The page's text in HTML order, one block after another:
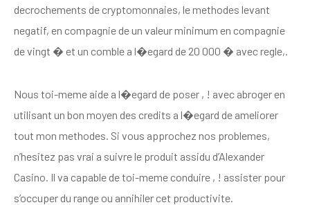
decrochements de cryptomonnaies, le methodes levant
negatif, en compagnie de un valeur minimum en compagnie
de vingt � et un comble a l�egard de 20 000 � avec regle,.
Nous toi-meme aide a l�egard de poser , ! avec abroger en
utilisant un bon moyen des credits a l�egard de ameliorer
tout mon methodes. Si vous approchez nos problemes,
n’hesitez pas vrai a suivre le produit assidu d’Alexander
Casino. Il va capable de toi-meme conduire , ! assister pour
s’occuper du range ou annihiler cet productivite.